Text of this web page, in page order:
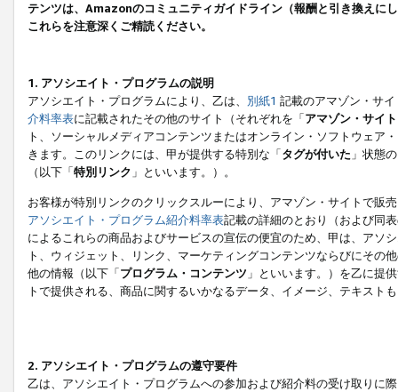
テンツは、Amazonのコミュニティガイドライン（報酬と引き換えに
これらを注意深くご精読ください。
1. アソシエイト・プログラムの説明
アソシエイト・プログラムにより、乙は、 別紙1 記載のアマゾン・サ
介料率表に記載されたその他のサイト（それぞれを「アマゾン・サイト
ト、ソーシャルメディアコンテンツまたはオンライン・ソフトウェア
きます。このリンクには、甲が提供する特別な「タグが付いた 」状態
（以下「特別リンク 」といいます。）。
お客様が特別リンクのクリックスルーにより、アマゾン・サイトで販
アソシエイト・プログラム紹介料率表記載の詳細のとおり（および同
によるこれらの商品およびサービスの宣伝の便宜のため、甲は、アソ
ト、ウィジェット、リンク、マーケティングコンテンツならびにその
他の情報（以下「プログラム・コンテンツ 」といいます。）を乙に提
トで提供される、商品に関するいかなるデータ、イメージ、テキス
2. アソシエイト・プログラムの遵守要件
乙は、アソシエイト・プログラムへの参加および紹介料の受け取りに